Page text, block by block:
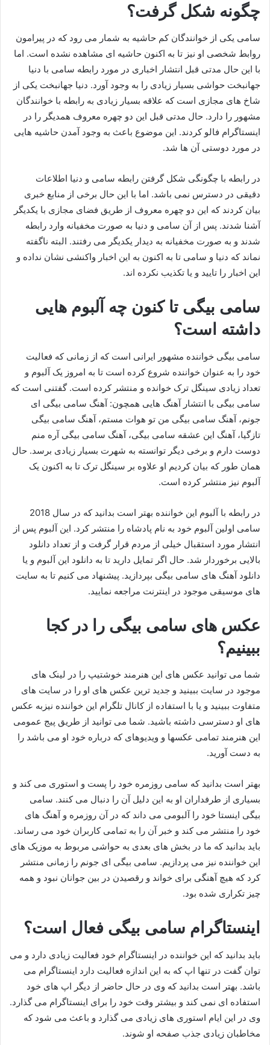
چگونه شکل گرفت؟
سامی یکی از خوانندگان کم حاشیه به شمار می‌ رود که در پیرامون
روابط شخصی او نیز تا به اکنون حاشیه‌ ای مشاهده نشده است. اما
با این حال مدتی قبل انتشار اخباری در مورد رابطه سامی با دنیا
جهانبخت حواشی بسیار زیادی را به وجود آورد. دنیا جهانبخت یکی از
شاخ‌ های مجازی است که علاقه بسیار زیادی به رابطه با خوانندگان
مشهور را دارد. حال مدتی قبل این دو چهره معروف همدیگر را در
اینستاگرام فالو کردند. این موضوع باعث به وجود آمدن حاشیه‌ هایی
در مورد دوستی آن ها شد.
در رابطه با چگونگی شکل گرفتن رابطه سامی و دنیا اطلاعات
دقیقی در دسترس نمی‌ باشد. اما با این حال برخی از منابع خبری
بیان کردند که این دو چهره معروف از طریق فضای مجازی با یکدیگر
آشنا شدند. پس از آن سامی و دنیا به صورت مخفیانه وارد رابطه
شدند و به صورت مخفیانه به دیدار یکدیگر می‌ رفتند. البته ناگفته
نماند که دنیا و سامی تا به اکنون به این اخبار واکنشی نشان نداده و
این اخبار را تایید و یا تکذیب نکرده اند.
سامی بیگی تا کنون چه آلبوم هایی
داشته است؟
سامی بیگی خواننده مشهور ایرانی است که از زمانی که فعالیت
خود را به عنوان خواننده شروع کرده است تا به امروز یک آلبوم و
تعداد زیادی سینگل ترک‌ خوانده و منتشر کرده است. گفتنی است که
سامی بیگی با انتشار آهنگ‌ هایی همچون: آهنگ سامی بیگی ای
جونم، آهنگ سامی بیگی من تو هوات مستم، آهنگ سامی بیگی
تازگیا، آهنگ این عشقه سامی بیگی، آهنگ سامی بیگی آره منم
دوست دارم و برخی دیگر توانسته به شهرت بسیار زیادی برسد. حال
همان طور که بیان کردیم او علاوه بر سینگل ترک تا به اکنون یک
آلبوم‌ نیز منتشر کرده است.
در رابطه با آلبوم این خواننده بهتر است بدانید که در سال 2018
سامی اولین آلبوم خود به نام پادشاه را منتشر کرد. این آلبوم پس از
انتشار مورد استقبال خیلی از مردم قرار گرفت و از تعداد دانلود
بالایی برخوردار شد. حال اگر تمایل دارید تا به دانلود این آلبوم و یا
دانلود آهنگ های سامی بیگی بپردازید. پیشنهاد می‌ کنیم تا به سایت‌
های موسیقی موجود در اینترنت مراجعه نمایید.
عکس های سامی بیگی را در کجا
ببینیم؟
شما می توانید عکس های این هنرمند خوشتیپ را در لینک های
موجود در سایت ببینید و جدید ترین عکس های او را در سایت های
متفاوت ببینید و یا با استفاده از کانال تلگرام این خواننده نیزبه عکس
های او دسترسی داشته باشید. شما می توانید از طریق پیج عمومی
این هنرمند تمامی عکسها و ویدیوهای که درباره خود او می باشد را
به دست آورید.
بهتر است بدانید که سامی روزمره خود را پست و استوری می کند و
بسیاری از طرفداران او به این دلیل آن را دنبال می کنند. سامی
بیگی اینستا خود را آلبومی می داند که در آن روزمره و آهنگ های
خود را منتشر می کند و خبر آن را به تمامی کاربران خود می رساند.
باید بدانید که ما در بخش های بعدی به حواشی مربوط به موزیک های
این خواننده نیز می پردازیم. سامی بیگی ای جونم را زمانی منتشر
کرد که هیچ آهنگی برای خواند و رقصیدن در بین جوانان نبود و همه
چیز تکراری شده بود.
اینستاگرام سامی بیگی فعال است؟
باید بدانید که این خواننده در اینستاگرام خود فعالیت زیادی دارد و می
توان گفت در تنها اپ که به این اندازه فعالیت دارد اینستاگرام می
باشد. بهتر است بدانید که وی در حال حاضر از دیگر اپ های خود
استفاده ای نمی کند و بیشتر وقت خود را برای اینستاگرام می گذارد.
وی در این ایام استوری های زیادی می گذارد و باعث می شود که
مخاطبان زیادی جذب صفحه او شوند.